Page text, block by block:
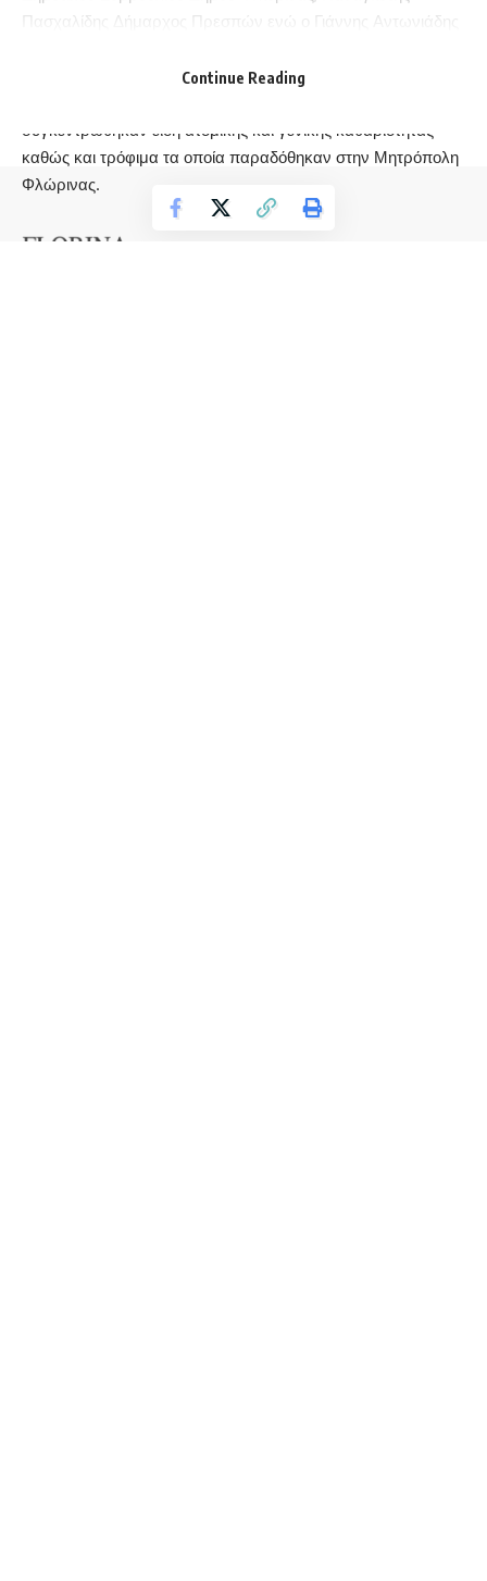
Πασχαλίδης Δήμαρχος Πρεσπών ενώ ο Γιάννης Αντωνιάδης
συγκεντρώθηκαν είδη ατομικής και γενικής καθαριότητας
καθώς και τρόφιμα τα οποία παραδόθηκαν στην Μητρόπολη
Φλώρινας.
Continue Reading